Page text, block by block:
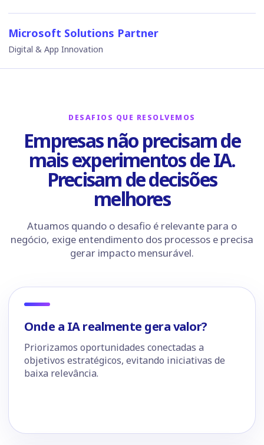
Microsoft Solutions Partner
Digital & App Innovation
DESAFIOS QUE RESOLVEMOS
Empresas não precisam de
mais experimentos de IA.
Precisam de decisões
melhores
Atuamos quando o desafio é relevante para o
negócio, exige entendimento dos processos e precisa
gerar impacto mensurável.
Onde a IA realmente gera valor?
Priorizamos oportunidades conectadas a
objetivos estratégicos, evitando iniciativas de
baixa relevância.